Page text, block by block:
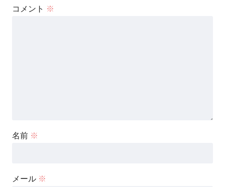
コメント ※
名前 ※
メール ※